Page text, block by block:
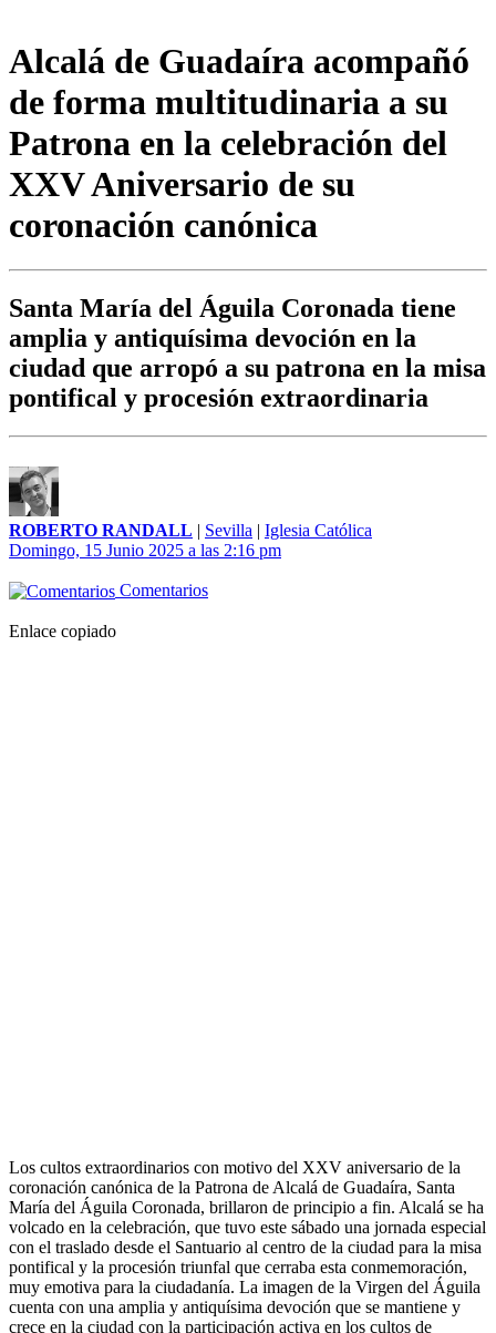
Alcalá de Guadaíra acompañó
de forma multitudinaria a su
Patrona en la celebración del
XXV Aniversario de su
coronación canónica
Santa María del Águila Coronada tiene
amplia y antiquísima devoción en la
ciudad que arropó a su patrona en la misa
pontifical y procesión extraordinaria
ROBERTO RANDALL | Sevilla | Iglesia Católica
Domingo, 15 Junio 2025 a las 2:16 pm
Comentarios
Enlace copiado
Los cultos extraordinarios con motivo del XXV aniversario de la
coronación canónica de la Patrona de Alcalá de Guadaíra, Santa
María del Águila Coronada, brillaron de principio a fin. Alcalá se ha
volcado en la celebración, que tuvo este sábado una jornada especial
con el traslado desde el Santuario al centro de la ciudad para la misa
pontifical y la procesión triunfal que cerraba esta conmemoración,
muy emotiva para la ciudadanía. La imagen de la Virgen del Águila
cuenta con una amplia y antiquísima devoción que se mantiene y
crece en la ciudad con la participación activa en los cultos de